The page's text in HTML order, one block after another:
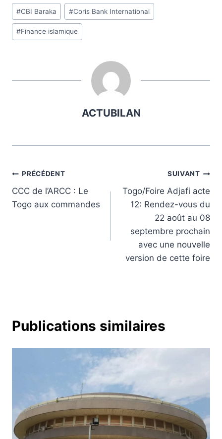
Étiquettes
de
la
#CBI Baraka #Coris Bank International
#Finance islamique
ACTUBILAN
Navigation
de
PRÉCÉDENT
CCC de l’ARCC : Le
Togo aux commandes
SUIVANT
Togo/Foire Adjafi acte
12: Rendez-vous du
22 août au 08
septembre prochain
avec une nouvelle
version de cette foire
Publications similaires